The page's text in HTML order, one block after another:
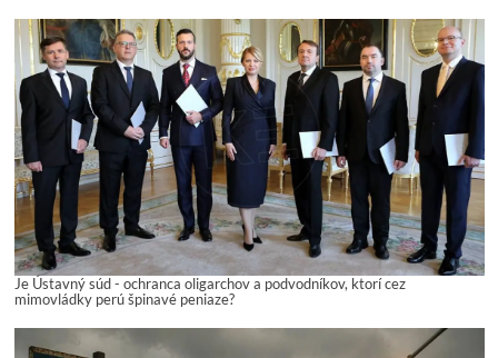
Je Ústavný súd - ochranca oligarchov a podvodníkov, ktorí cez
mimovládky perú špinavé peniaze?